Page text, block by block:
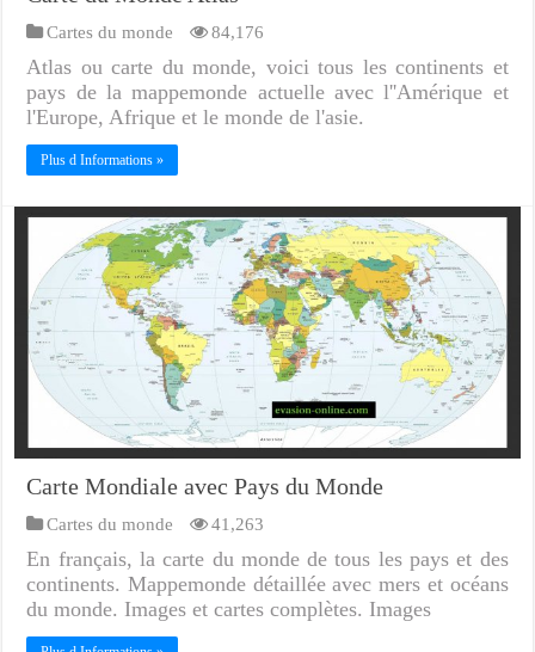
Cartes du monde 84,176
Atlas ou carte du monde, voici tous les continents et
pays de la mappemonde actuelle avec l''Amérique et
l'Europe, Afrique et le monde de l'asie.
Plus d Informations »
Carte Mondiale avec Pays du Monde
Cartes du monde 41,263
En français, la carte du monde de tous les pays et des
continents. Mappemonde détaillée avec mers et océans
du monde. Images et cartes complètes. Images